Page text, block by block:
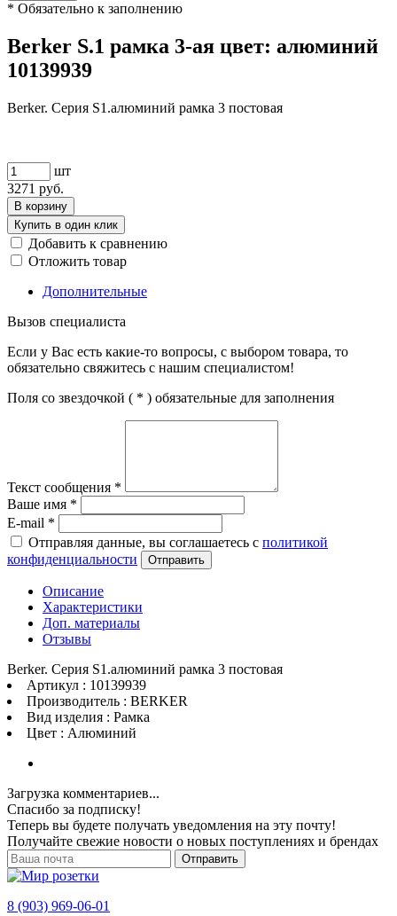
* Обязательно к заполнению
Berker S.1 рамка 3-ая цвет: алюминий
10139939
Berker. Серия S1.алюминий рамка 3 постовая
шт
3271 руб.
В корзину
Купить в один клик
Добавить к сравнению
Отложить товар
Дополнительные
Вызов специалиста
Если у Вас есть какие-то вопросы, с выбором товара, то
обязательно свяжитесь с нашим специалистом!
Поля со звездочкой ( * ) обязательные для заполнения
Текст сообщения *
Ваше имя *
E-mail *
Отправляя данные, вы соглашаетесь с политикой
конфиденциальности
Отправить
Описание
Характеристики
Доп. материалы
Отзывы
Berker. Серия S1.алюминий рамка 3 постовая
Артикул : 10139939
Производитель : BERKER
Вид изделия : Рамка
Цвет : Алюминий
Загрузка комментариев...
Спасибо за подписку!
Теперь вы будете получать уведомления на эту почту!
Получайте свежие новости о новых поступлениях и брендах
Отправить
8 (903) 969-06-01